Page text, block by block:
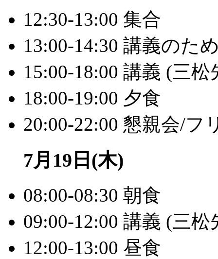
12:30-13:00 集合
13:00-14:30 講義のた
15:00-18:00 講義 (三松
18:00-19:00 夕食
20:00-22:00 懇親会/
7月19日(木)
08:00-08:30 朝食
09:00-12:00 講義 (三松
12:00-13:00 昼食